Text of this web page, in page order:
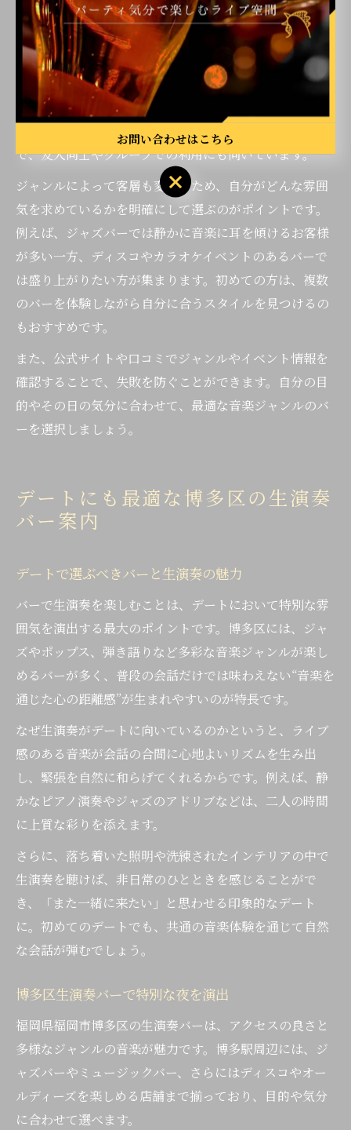
音楽ジャンル別バーの選び方とポイント
バー選びでは、演奏される音楽ジャンルごとに雰囲気や
楽しみ方が大きく異なります。例えば、ジャズバーは落
ち着いた大人の空間で、しっとりとした夜を過ごしたい
方にぴったりです。ポップスやオールディーズの生演奏
が楽しめるバーは、明るく親しみやすい雰囲気が特徴
で、友人同士やグループでの利用にも向いています。
ジャンルによって客層も変わるため、自分がどんな雰囲
気を求めているかを明確にして選ぶのがポイントです。
例えば、ジャズバーでは静かに音楽に耳を傾けるお客様
が多い一方、ディスコやカラオケイベントのあるバーで
は盛り上がりたい方が集まります。初めての方は、複数
のバーを体験しながら自分に合うスタイルを見つけるの
もおすすめです。
また、公式サイトや口コミでジャンルやイベント情報を
確認することで、失敗を防ぐことができます。自分の目
的やその日の気分に合わせて、最適な音楽ジャンルのバ
ーを選択しましょう。
デートにも最適な博多区の生演奏
バー案内
デートで選ぶべきバーと生演奏の魅力
バーで生演奏を楽しむことは、デートにおいて特別な雰
囲気を演出する最大のポイントです。博多区には、ジャ
ズやポップス、弾き語りなど多彩な音楽ジャンルが楽し
めるバーが多く、普段の会話だけでは味わえない“音楽を
通じた心の距離感”が生まれやすいのが特長です。
なぜ生演奏がデートに向いているのかというと、ライブ
感のある音楽が会話の合間に心地よいリズムを生み出
し、緊張を自然に和らげてくれるからです。例えば、静
かなピアノ演奏やジャズのアドリブなどは、二人の時間
に上質な彩りを添えます。
さらに、落ち着いた照明や洗練されたインテリアの中で
生演奏を聴けば、非日常のひとときを感じることがで
き、「また一緒に来たい」と思わせる印象的なデート
に。初めてのデートでも、共通の音楽体験を通じて自然
な会話が弾むでしょう。
博多区生演奏バーで特別な夜を演出
福岡県福岡市博多区の生演奏バーは、アクセスの良さと
多様なジャンルの音楽が魅力です。博多駅周辺には、ジ
ャズバーやミュージックバー、さらにはディスコやオー
ルディーズを楽しめる店舗まで揃っており、目的や気分
に合わせて選べます。
お問い合わせはこちら